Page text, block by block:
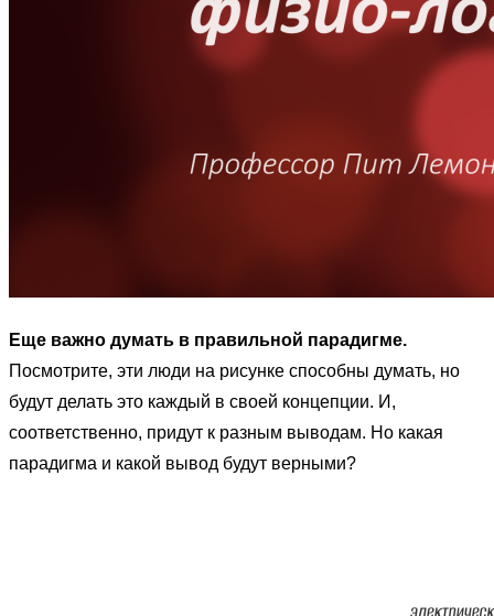
Еще важно думать в правильной парадигме.
Посмотрите, эти люди на рисунке способны думать, но
будут делать это каждый в своей концепции. И,
соответственно, придут к разным выводам. Но какая
парадигма и какой вывод будут верными?